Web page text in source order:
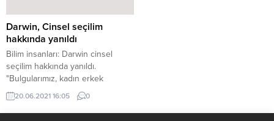
Darwin, Cinsel seçilim
hakkında yanıldı
Bilim insanları: Darwin cinsel
seçilim hakkında yanıldı.
"Bulgularımız, kadın erkek
oranının dengesiz olduğu
popülasyonlarda çiftleşme
rekabetini Darwin'in önerdiğinden
20.06.2021 16:05 0